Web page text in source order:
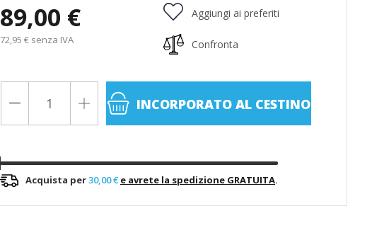
89,00 €
72,95 € senza IVA
Aggiungi ai preferiti
Confronta
INCORPORATO AL CESTINO
Acquista per30,00 € e avrete la spedizione GRATUITA.